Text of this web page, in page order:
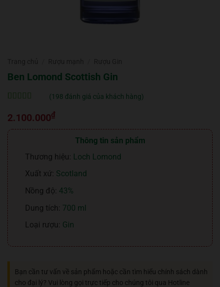
Ben Lomond Scottish Gin
trên đánh
giá
(198 đánh giá của khách hàng)
2.100.000₫
Thông tin sản phẩm
Thương hiệu: Loch Lomond
Xuất xứ: Scotland
Nồng độ: 43%
Dung tích: 700 ml
Loại rượu: Gin
Bạn cần tư vấn về sản phẩm hoặc cần tìm hiểu chính sách dành
cho đại lý? Vui lòng gọi trực tiếp cho chúng tôi qua Hotline